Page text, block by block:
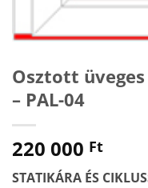
Osztott
– PAL-04
220 000 Ft
STATIKÁRA ÉS